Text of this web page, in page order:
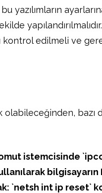
yazılımların
yapılandırılmalıdır.
kontrol edilmeli ve
olabileceğinden,
istemcisinde
`netsh int ip reset`